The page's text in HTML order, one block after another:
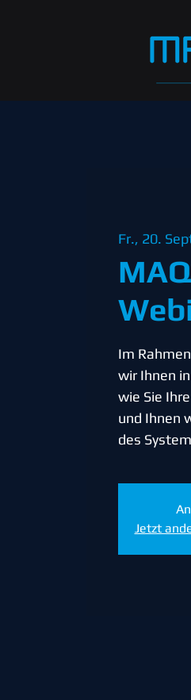
Fr., 20.
Im
wir Ihnen
wie Sie
und Ihnen
des
Jetzt